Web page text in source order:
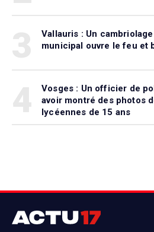
Vallauris : Un
municipal ouvre le feu et
Vosges : Un officier de
avoir montré des photos
lycéennes de 15 ans